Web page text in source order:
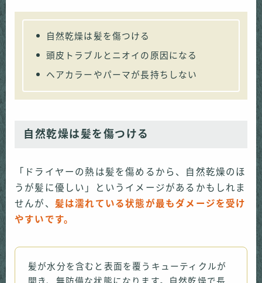
自然乾燥は髪を傷つける
頭皮トラブルとニオイの原因になる
ヘアカラーやパーマが長持ちしない
自然乾燥は髪を傷つける
「ドライヤーの熱は髪を傷めるから、自然乾燥のほ
うが髪に優しい」というイメージがあるかもしれま
せんが、 髪は濡れている状態が最もダメージを受け
やすいです。
髪が水分を含むと表面を覆うキューティクルが